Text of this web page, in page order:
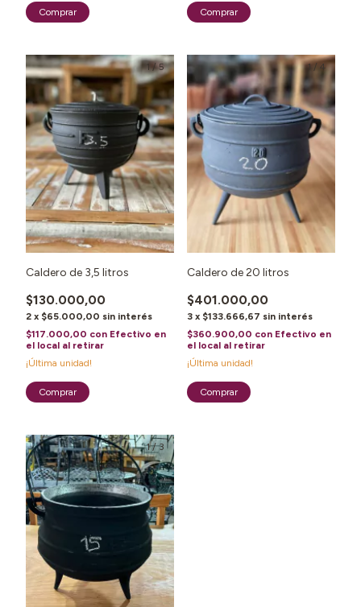
1/5
Caldero de 3,5 litros
$130.000,00
2 x $65.000,00 sin interés
$117.000,00 con Efectivo en
el local al retirar
¡Última unidad!
1/ 4
Caldero de 20 litros
$401.000,00
3 x $133.666,67 sin interés
$360.900,00 con Efectivo en
el local al retirar
¡Última unidad!
1/3